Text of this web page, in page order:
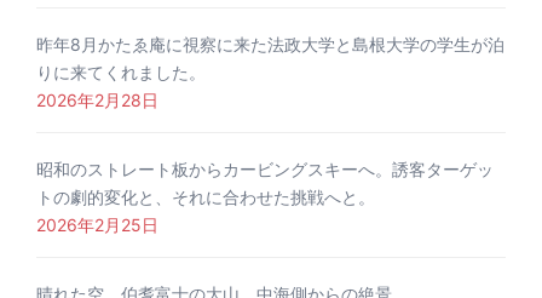
昨年8月かたゑ庵に視察に来た法政大学と島根大学の学生が泊
りに来てくれました。
2026年2月28日
昭和のストレート板からカービングスキーへ。誘客ターゲッ
トの劇的変化と、それに合わせた挑戦へと。
2026年2月25日
晴れた空、伯耆富士の大山、中海側からの絶景